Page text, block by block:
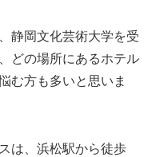
静岡文化芸術大学を受
どの場所にあるホテル
む方も多いと思いま
は、浜松駅から徒歩